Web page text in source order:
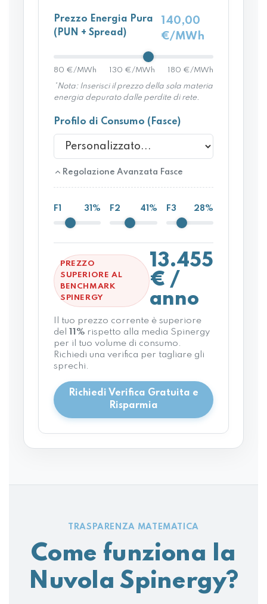
Prezzo Energia Pura
(PUN + Spread)
140,00
€/MWh
80 €/MWh 130 €/MWh 180 €/MWh
*Nota: Inserisci il prezzo della sola materia
energia depurato dalle perdite di rete.
Profilo di Consumo (Fasce)
Regolazione Avanzata Fasce
F1 31% F2 41% F3 28%
PREZZO
SUPERIORE AL
BENCHMARK
SPINERGY
13.455
€ /
anno
Il tuo prezzo corrente è superiore
del 11% rispetto alla media Spinergy
per il tuo volume di consumo.
Richiedi una verifica per tagliare gli
sprechi.
Richiedi Verifica Gratuita e
Risparmia
TRASPARENZA MATEMATICA
Come funziona la
Nuvola Spinergy?